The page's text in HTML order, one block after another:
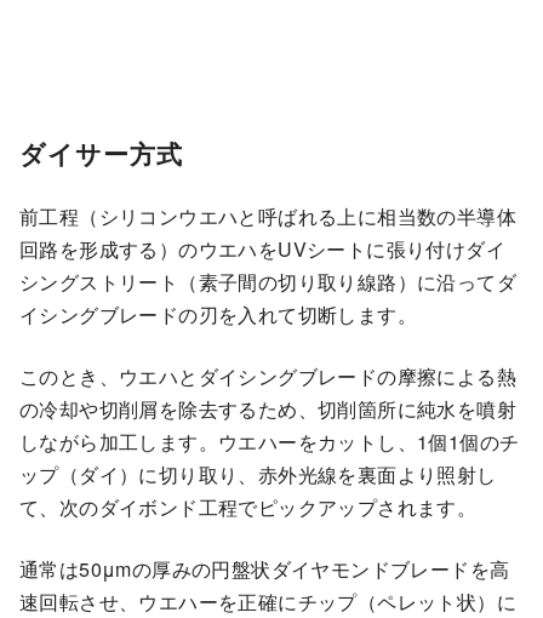
ダイサー方式
前工程（シリコンウエハと呼ばれる上に相当数の半導体
回路を形成する）のウエハをUVシートに張り付けダイ
シングストリート（素子間の切り取り線路）に沿ってダ
イシングブレードの刃を入れて切断します。
このとき、ウエハとダイシングブレードの摩擦による熱
の冷却や切削屑を除去するため、切削箇所に純水を噴射
しながら加工します。ウエハーをカットし、1個1個のチ
ップ（ダイ）に切り取り、赤外光線を裏面より照射し
て、次のダイボンド工程でピックアップされます。
通常は50μmの厚みの円盤状ダイヤモンドブレードを高
速回転させ、ウエハーを正確にチップ（ペレット状）に